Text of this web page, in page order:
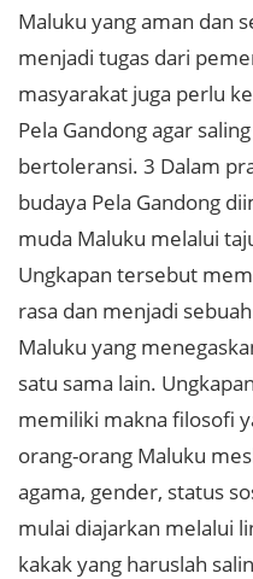
Maluku yang aman dan
menjadi tugas dari
masyarakat juga perlu
Pela Gandong agar
bertoleransi. 3 Dalam
budaya Pela Gandong
muda Maluku melalui
Ungkapan tersebut
rasa dan menjadi
Maluku yang
satu sama lain.
memiliki makna filosofi
orang-orang Maluku
agama, gender, status
mulai diajarkan melalui
kakak yang haruslah